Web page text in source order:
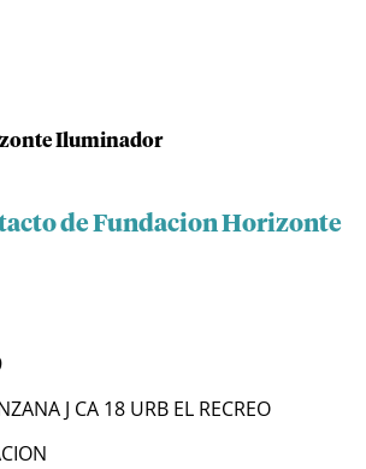
Iluminador
de Fundacion Horizonte
J CA 18 URB EL RECREO